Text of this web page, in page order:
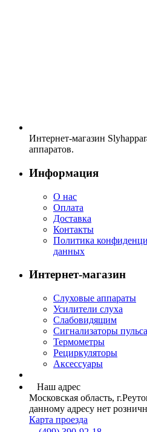
Интернет-магазин
аппаратов.
Информация
О нас
Оплата
Доставка
Контакты
Политика
данных
Интернет-магазин
Слуховые аппараты
Усилители слуха
Слабовидящим
Сигнализаторы
Термометры
Рециркуляторы
Аксессуары
Наш адрес
Московская область,
данному адресу нет
Карта проезда